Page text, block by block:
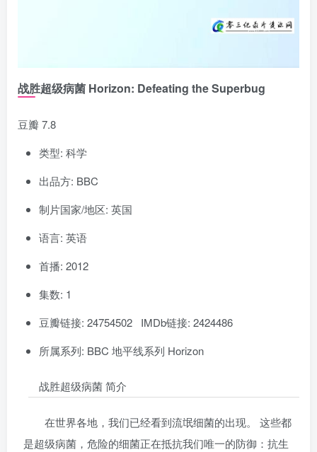
战胜超级病菌 Horizon: Defeating the Superbug
豆瓣 7.8
类型: 科学
出品方: BBC
制片国家/地区: 英国
语言: 英语
首播: 2012
集数: 1
豆瓣链接: 24754502 IMDb链接: 2424486
所属系列: BBC 地平线系列 Horizon
战胜超级病菌 简介
在世界各地，我们已经看到流氓细菌的出现。 这些都
是超级病菌，危险的细菌正在抵抗我们唯一的防御：抗生